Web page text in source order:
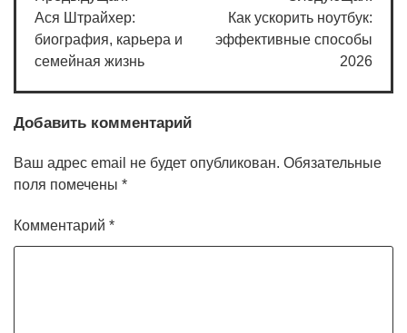
по
записям
Ася Штрайхер:
биография, карьера и
семейная жизнь
Как ускорить ноутбук:
эффективные способы
2026
Добавить комментарий
Ваш адрес email не будет опубликован. Обязательные
поля помечены *
Комментарий *